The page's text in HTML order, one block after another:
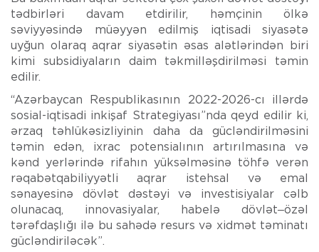
tədbirləri davam etdirilir, həmçinin ölkə
səviyyəsində müəyyən edilmiş iqtisadi siyasətə
uyğun olaraq aqrar siyasətin əsas alətlərindən biri
kimi subsidiyaların daim təkmilləşdirilməsi təmin
edilir.
“Azərbaycan Respublikasının 2022-2026-cı illərdə
sosial-iqtisadi inkişaf Strategiyası”nda qeyd edilir ki,
ərzaq təhlükəsizliyinin daha da gücləndirilməsini
təmin edən, ixrac potensialının artırılmasına və
kənd yerlərində rifahın yüksəlməsinə töhfə verən
rəqabətqabiliyyətli aqrar istehsal və emal
sənayesinə dövlət dəstəyi və investisiyalar cəlb
olunacaq, innovasiyalar, habelə dövlət‒özəl
tərəfdaşlığı ilə bu sahədə resurs və xidmət təminatı
gücləndiriləcək”.